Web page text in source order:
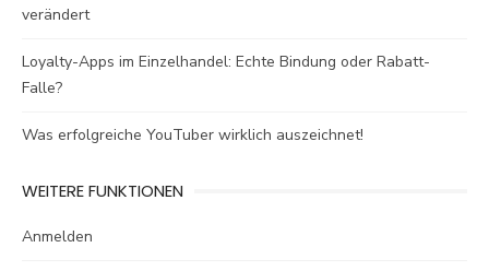
verändert
Loyalty-Apps im Einzelhandel: Echte Bindung oder Rabatt-
Falle?
Was erfolgreiche YouTuber wirklich auszeichnet!
WEITERE FUNKTIONEN
Anmelden